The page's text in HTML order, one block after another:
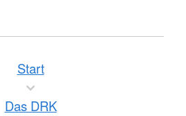
Start
Das DRK